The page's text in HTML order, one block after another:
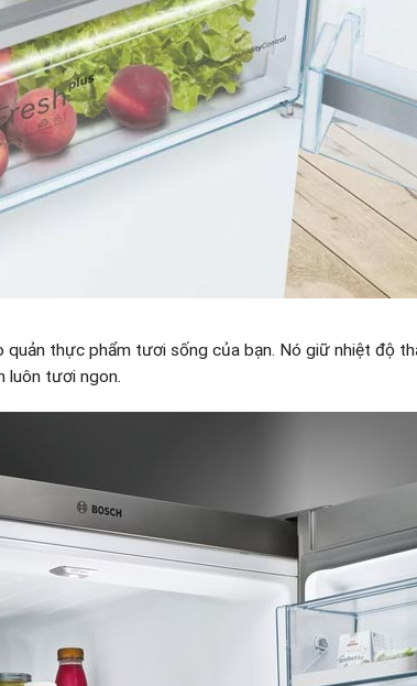
quản thực phẩm tươi sống của bạn. Nó giữ nhiệt độ
luôn tươi ngon.